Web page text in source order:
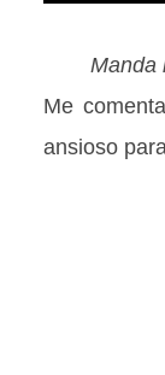
Manda
Me
ansioso